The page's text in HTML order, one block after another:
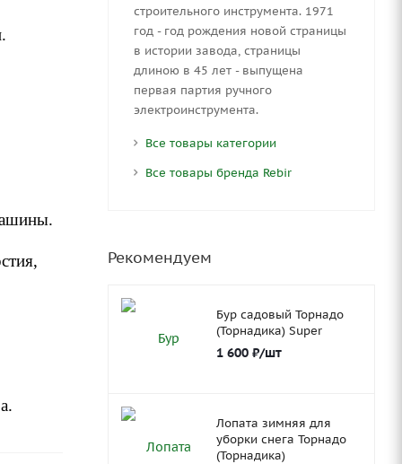
строительного инструмента. 1971
год - год рождения новой страницы
в истории завода, страницы
длиною в 45 лет - выпущена
первая партия ручного
электроинструмента.
Все товары категории
Все товары бренда Rebir
Рекомендуем
Бур садовый Торнадо
(Торнадика) Super
1 600₽/шт
Лопата зимняя для
уборки снега Торнадо
(Торнадика)